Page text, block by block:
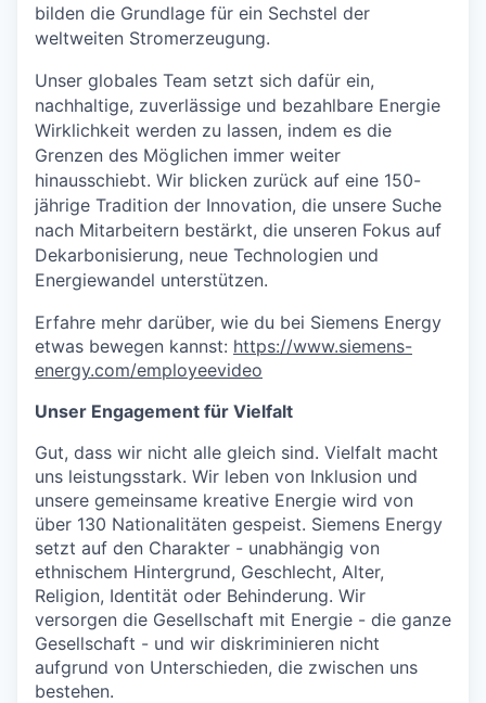
bilden die Grundlage für ein Sechstel der
weltweiten Stromerzeugung.
Unser globales Team setzt sich dafür ein,
nachhaltige, zuverlässige und bezahlbare Energie
Wirklichkeit werden zu lassen, indem es die
Grenzen des Möglichen immer weiter
hinausschiebt. Wir blicken zurück auf eine 150-
jährige Tradition der Innovation, die unsere Suche
nach Mitarbeitern bestärkt, die unseren Fokus auf
Dekarbonisierung, neue Technologien und
Energiewandel unterstützen.
Erfahre mehr darüber, wie du bei Siemens Energy
etwas bewegen kannst: https://www.siemens-
energy.com/employeevideo
Unser Engagement für Vielfalt
Gut, dass wir nicht alle gleich sind. Vielfalt macht
uns leistungsstark. Wir leben von Inklusion und
unsere gemeinsame kreative Energie wird von
über 130 Nationalitäten gespeist. Siemens Energy
setzt auf den Charakter - unabhängig von
ethnischem Hintergrund, Geschlecht, Alter,
Religion, Identität oder Behinderung. Wir
versorgen die Gesellschaft mit Energie - die ganze
Gesellschaft - und wir diskriminieren nicht
aufgrund von Unterschieden, die zwischen uns
bestehen.